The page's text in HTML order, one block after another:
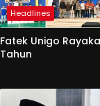
Headlines
Fatek Unigo
Tahun